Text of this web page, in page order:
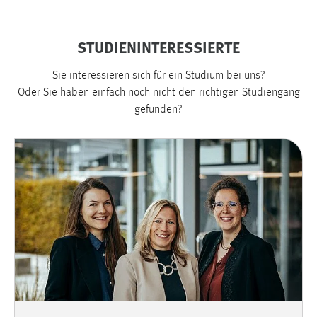
STUDIENINTERESSIERTE
Sie interessieren sich für ein Studium bei uns?
Oder Sie haben einfach noch nicht den richtigen Studiengang
gefunden?
Max. 13 Monate
MARKETING
verwendet, um personalisierte Werbung anzuzeigen.
Sie tun dies, indem sie Besucher über Websites
hinweg verfolgen.
Google Ads
Name:
_gcl_au
Google Ireland Limited